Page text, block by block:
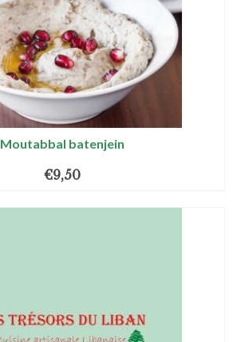
Moutabbal batenjein
€9,50